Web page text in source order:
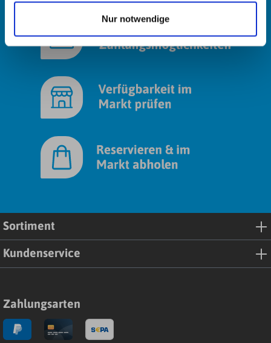
Datenschutzerklärung. Link zu
unsererDatenschutzerklärung. Link zumImpressum.
Nur notwendige
Sortiment
Kundenservice
Zahlungsarten